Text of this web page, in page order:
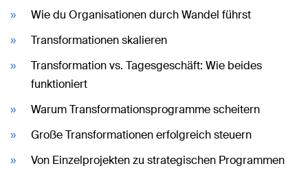
Wie du Organisationen durch Wandel führst
Transformationen skalieren
Transformation vs. Tagesgeschäft: Wie beides
funktioniert
Warum Transformationsprogramme scheitern
Große Transformationen erfolgreich steuern
Von Einzelprojekten zu strategischen Programmen